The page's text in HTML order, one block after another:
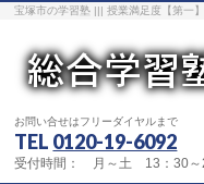
宝塚市の学習塾 ||| 授業満足度【第一
お問い合せはフリーダイヤルまで
TEL 0120-19-6092
受付時間： 月～土 13：30～